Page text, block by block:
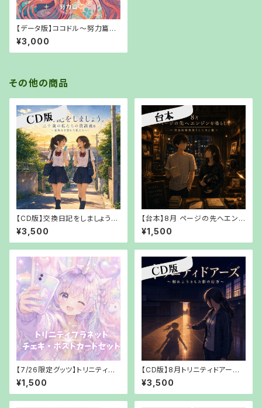
【データ版】ココドル〜努力篇〜
【URLでお渡し】
¥3,000
その他の商品
【CD版】交換日記をしましょう。
三十歳の私たちの放課後6 ～夏
休みを忘れた私たちへ～【【郵送
でお渡し】
¥3,500
【台本】8月 ページの先へエン
ジンを鳴らして〜宮益坂寫眞堂
『こころ』篇〜【PDFでお渡し】
¥1,500
【7/26限定グッツ】トリニティプ
ラネットチェキ・ポストカードセッ
ト【郵送でお渡し】
¥1,500
【CD版】8月トリニティドアーズ
～触れようとした影の行方～
【【郵送でお渡し】
¥3,500